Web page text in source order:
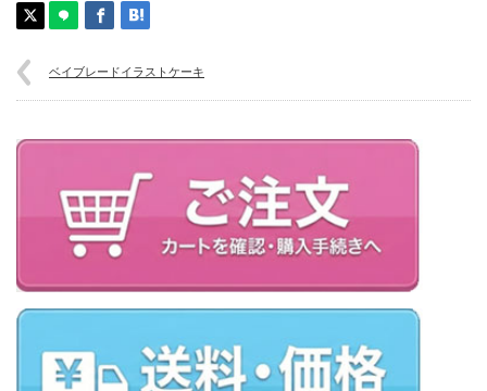
ベイブレードイラストケーキ